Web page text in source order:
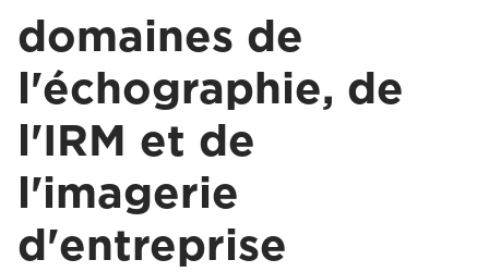
domaines de
l'échographie, de
l'IRM et de
l'imagerie
d'entreprise